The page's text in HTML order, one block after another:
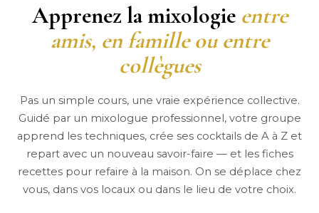
Apprenez la mixologie entre
amis, en famille ou entre
collègues
Pas un simple cours, une vraie expérience collective.
Guidé par un mixologue professionnel, votre groupe
apprend les techniques, crée ses cocktails de A à Z et
repart avec un nouveau savoir-faire — et les fiches
recettes pour refaire à la maison. On se déplace chez
vous, dans vos locaux ou dans le lieu de votre choix.